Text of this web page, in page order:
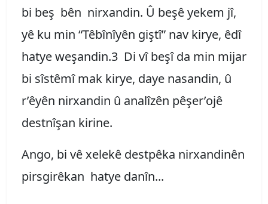
bi beş bên nirxandin. Û beşê yekem jî,
yê ku min “Têbînîyên giştî” nav kirye, êdî
hatye weşandin.3 Di vî beşî da min mijar
bi sîstêmî mak kirye, daye nasandin, û
r’êyên nirxandin û analîzên pêşer’ojê
destnîşan kirine.
Ango, bi vê xelekê destpêka nirxandinên
pirsgirêkan hatye danîn...